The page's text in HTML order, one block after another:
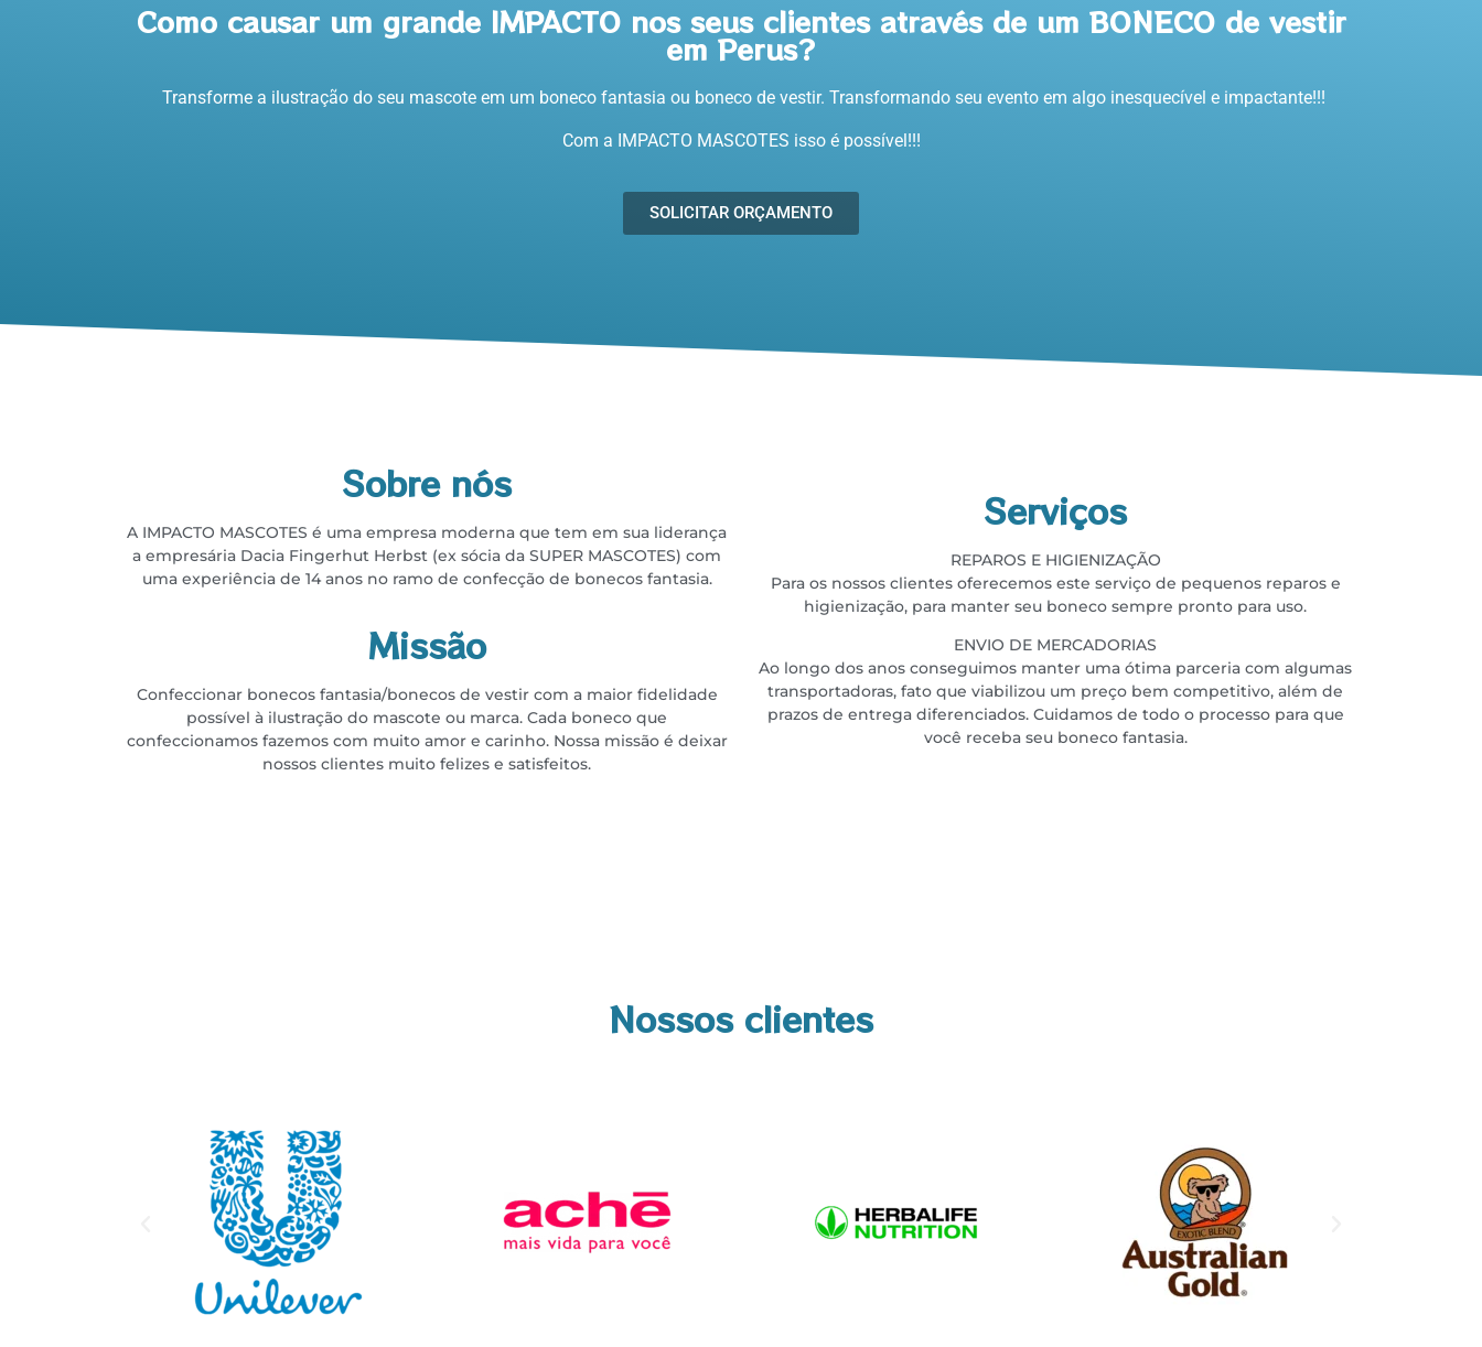
Como causar um grande IMPACTO nos seus clientes através de um BONECO de vestir
em Perus?
Transforme a ilustração do seu mascote em um boneco fantasia ou boneco de vestir. Transformando seu evento em algo inesquecível e impactante!!!
Com a IMPACTO MASCOTES isso é possível!!!
SOLICITAR ORÇAMENTO
Sobre nós
A IMPACTO MASCOTES é uma empresa moderna que tem em sua liderança
a empresária Dacia Fingerhut Herbst (ex sócia da SUPER MASCOTES) com
uma experiência de 14 anos no ramo de confecção de bonecos fantasia.
Missão
Confeccionar bonecos fantasia/bonecos de vestir com a maior fidelidade
possível à ilustração do mascote ou marca. Cada boneco que
confeccionamos fazemos com muito amor e carinho. Nossa missão é deixar
nossos clientes muito felizes e satisfeitos.
Serviços
REPAROS E HIGIENIZAÇÃO
Para os nossos clientes oferecemos este serviço de pequenos reparos e
higienização, para manter seu boneco sempre pronto para uso.
ENVIO DE MERCADORIAS
Ao longo dos anos conseguimos manter uma ótima parceria com algumas
transportadoras, fato que viabilizou um preço bem competitivo, além de
prazos de entrega diferenciados. Cuidamos de todo o processo para que
você receba seu boneco fantasia.
Nossos clientes